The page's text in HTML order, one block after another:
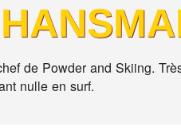
de Powder and Skiing.
nulle en surf.